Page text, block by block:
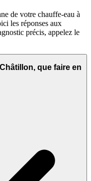
de votre chauffe-eau à
les réponses aux
précis, appelez le
que faire en